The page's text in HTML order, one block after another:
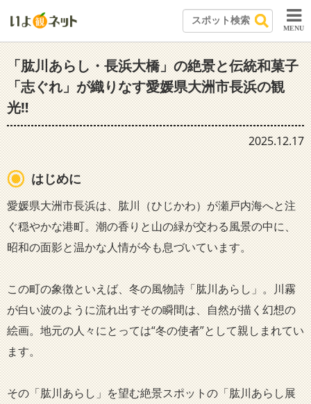
MENU
「肱川あらし・長浜大橋」の絶景と伝統和菓子
「志ぐれ」が織りなす愛媛県大洲市長浜の観
光‼️
2025.12.17
はじめに
愛媛県大洲市長浜は、肱川（ひじかわ）が瀬戸内海へと注
ぐ穏やかな港町。潮の香りと山の緑が交わる風景の中に、
昭和の面影と温かな人情が今も息づいています。
この町の象徴といえば、冬の風物詩「肱川あらし」。川霧
が白い波のように流れ出すその瞬間は、自然が描く幻想の
絵画。地元の人々にとっては“冬の使者”として親しまれてい
ます。
その「肱川あらし」を望む絶景スポットの「肱川あらし展